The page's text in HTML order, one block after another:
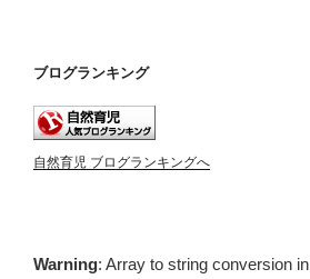
ブログランキング
自然育児 ブログランキングへ
Warning: Array to string conversion in